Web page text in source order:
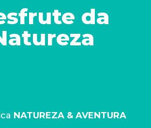
da
NATUREZA & AVENTURA